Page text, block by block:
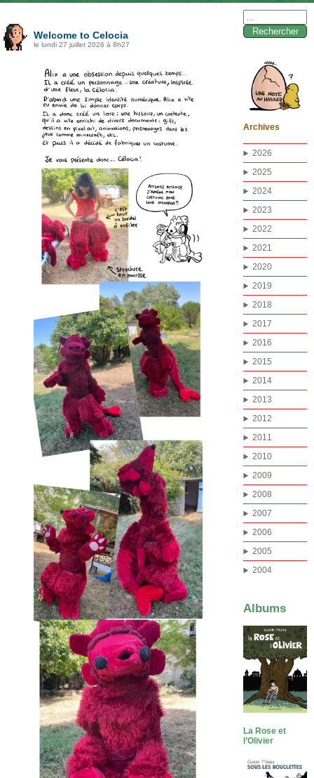
Welcome to Celocia
le lundi 27 juillet 2026 à 8h27
Archives
2026
2025
2024
2023
2022
2021
2020
2019
2018
2017
2016
2015
2014
2013
2012
2011
2010
2009
2008
2007
2006
2005
2004
Albums
La Rose et
l’Olivier